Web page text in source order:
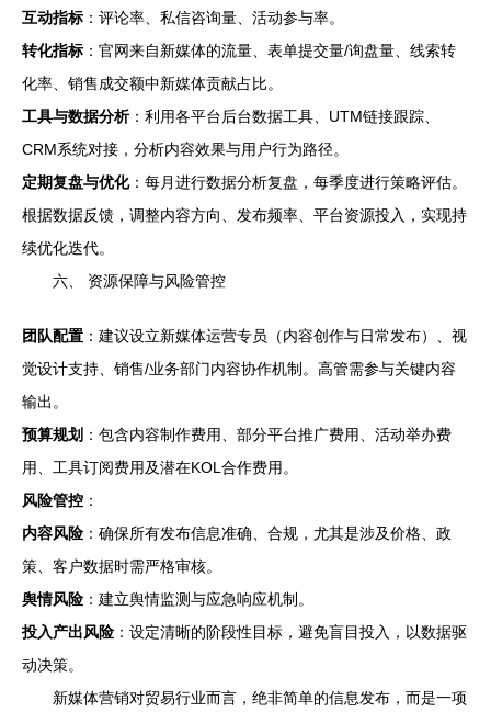
互动指标 ：评论率、私信咨询量、活动参与率。
转化指标 ：官网来自新媒体的流量、表单提交量/询盘量、线索转
化率、销售成交额中新媒体贡献占比。
工具与数据分析：利用各平台后台数据工具、UTM链接跟踪、
CRM系统对接，分析内容效果与用户行为路径。
定期复盘与优化：每月进行数据分析复盘，每季度进行策略评估。
根据数据反馈，调整内容方向、发布频率、平台资源投入，实现持
续优化迭代。
六、 资源保障与风险管控
团队配置 ：建议设立新媒体运营专员（内容创作与日常发布）、视
觉设计支持、销售/业务部门内容协作机制。高管需参与关键内容
输出。
预算规划 ：包含内容制作费用、部分平台推广费用、活动举办费
用、工具订阅费用及潜在KOL合作费用。
风险管控 ：
内容风险 ：确保所有发布信息准确、合规，尤其是涉及价格、政
策、客户数据时需严格审核。
舆情风险 ：建立舆情监测与应急响应机制。
投入产出风险 ：设定清晰的阶段性目标，避免盲目投入，以数据驱
动决策。
新媒体营销对贸易行业而言，绝非简单的信息发布，而是一项